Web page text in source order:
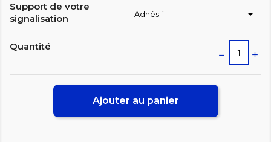
Support de votre
signalisation
Quantité
Ajouter au panier